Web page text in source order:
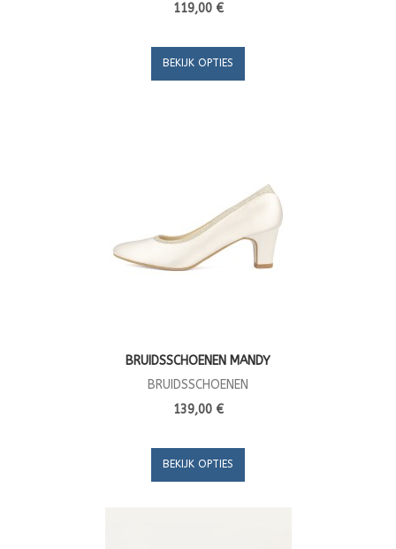
119,00 €
BEKIJK OPTIES
BRUIDSSCHOENEN MANDY
BRUIDSSCHOENEN
139,00 €
BEKIJK OPTIES